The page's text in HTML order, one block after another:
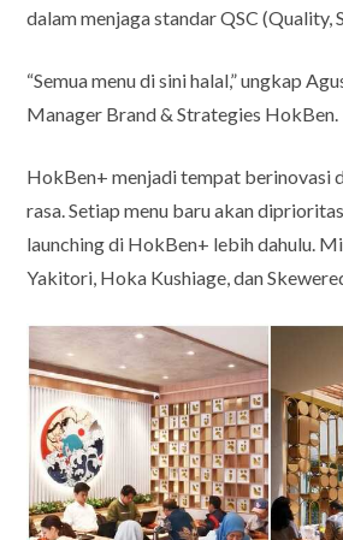
dalam menjaga standar QSC (Quality,
“Semua menu di sini halal,” ungkap
Manager Brand & Strategies HokBen.
HokBen+ menjadi tempat berinovasi
rasa. Setiap menu baru akan
launching di HokBen+ lebih dahulu.
Yakitori, Hoka Kushiage, dan